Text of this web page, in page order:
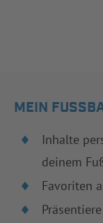
MEIN
Inhalte
deinem
Favoriten